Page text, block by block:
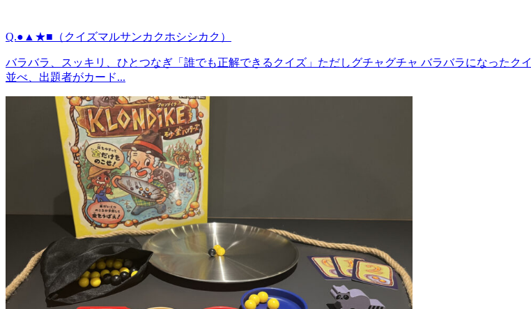
Q.●▲★■（クイズマルサンカクホシシカク）
バラバラ、スッキリ、ひとつなぎ「誰でも正解できるクイズ」ただしグチャグチャ バラバラになった
並べ、出題者がカード...